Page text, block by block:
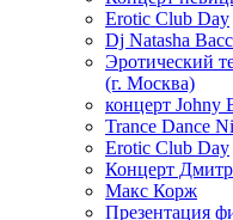
Erotic Club Day
Dj Natasha
Эротический
(г. Москва)
концерт Johny
Trance Dance
Erotic Club Day
Концерт
Макс Корж
Презентация